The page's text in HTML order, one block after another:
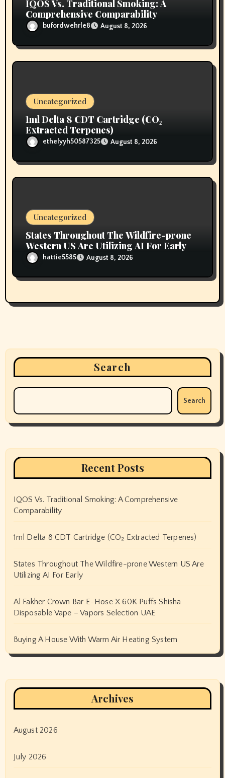
IQOS Vs. Traditional Smoking: A
Comprehensive Comparability
bufordwehrle8 August 8, 2026
Uncategorized
1ml Delta 8 CDT Cartridge (CO₂
Extracted Terpenes)
ethelyyh50587325 August 8, 2026
Uncategorized
States Throughout The Wildfire-prone
Western US Are Utilizing AI For Early
hattie5585 August 8, 2026
Search
Search
Recent Posts
IQOS Vs. Traditional Smoking: A Comprehensive
Comparability
1ml Delta 8 CDT Cartridge (CO₂ Extracted Terpenes)
States Throughout The Wildfire-prone Western US Are
Utilizing AI For Early
Al Fakher Crown Bar E-Hose X 60K Puffs Shisha
Disposable Vape – Vapors Selection UAE
Buying A House With Warm Air Heating System
Archives
August 2026
July 2026